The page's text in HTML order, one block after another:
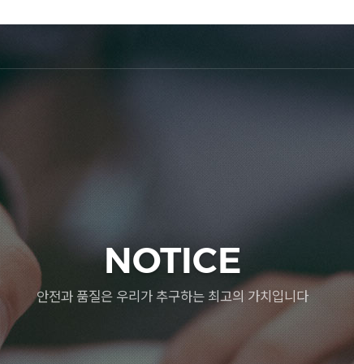
NOTICE
안전과 품질은 우리가 추구하는 최고의 가치입니다